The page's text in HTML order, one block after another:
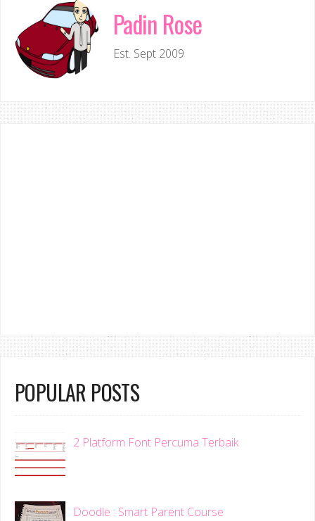
Padin Rose
Est. Sept 2009
POPULAR POSTS
2 Platform Font Percuma Terbaik
Doodle : Smart Parent Course